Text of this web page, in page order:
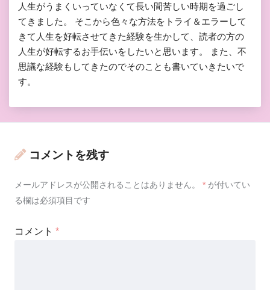
人生がうまくいっていなくて長い間苦しい時期を過ごし
てきました。 そこから色々な方法をトライ＆エラーして
きて人生を好転させてきた経験を生かして、読者の方の
人生が好転するお手伝いをしたいと思います。 また、不
思議な経験もしてきたのでそのことも書いていきたいで
す。
コメントを残す
メールアドレスが公開されることはありません。 * が付いてい
る欄は必須項目です
コメント *